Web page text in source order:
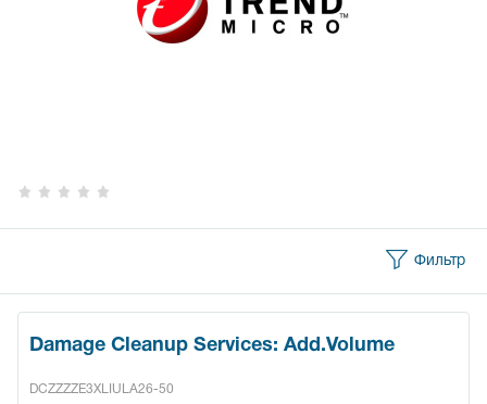
Фильтр
Damage Cleanup Services: Add.Volume
DCZZZZE3XLIULA26-50